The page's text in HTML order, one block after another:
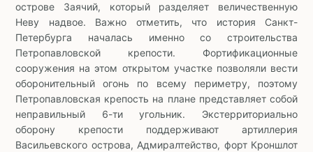
острове Заячий, который разделяет величественную
Неву надвое. Важно отметить, что история Санкт-
Петербурга началась именно со строительства
Петропавловской крепости. Фортификационные
сооружения на этом открытом участке позволяли вести
оборонительный огонь по всему периметру, поэтому
Петропавловская крепость на плане представляет собой
неправильный 6-ти угольник. Экстерриториально
оборону крепости поддерживают артиллерия
Васильевского острова, Адмиралтейство, форт Кроншлот